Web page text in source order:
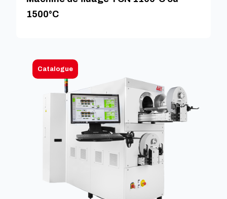
1500°C
Catalogue